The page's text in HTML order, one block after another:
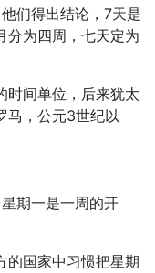
们得出结论，7天是
分为四周，七天定为
时间单位，后来犹太
马，公元3世纪以
期一是一周的开
的国家中习惯把星期